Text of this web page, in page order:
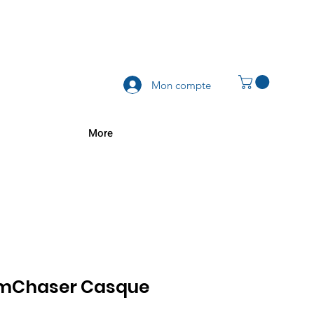
Mon compte
More
Casque